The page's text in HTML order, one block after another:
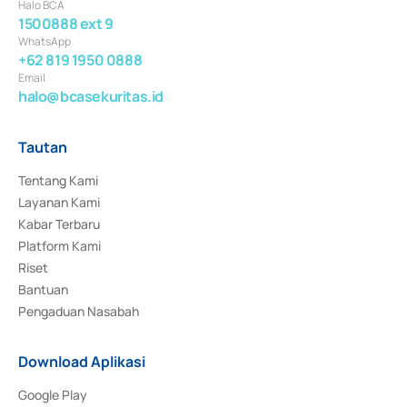
Halo BCA
1500888 ext 9
WhatsApp
+62 819 1950 0888
Email
halo@bcasekuritas.id
Tautan
Tentang Kami
Layanan Kami
Kabar Terbaru
Platform Kami
Riset
Bantuan
Pengaduan Nasabah
Download Aplikasi
Google Play